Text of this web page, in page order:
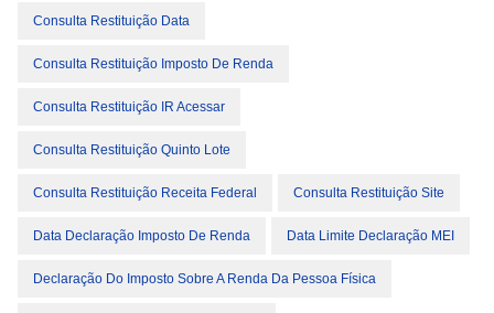
Consulta Restituição Data
Consulta Restituição Imposto De Renda
Consulta Restituição IR Acessar
Consulta Restituição Quinto Lote
Consulta Restituição Receita Federal Consulta Restituição Site
Data Declaração Imposto De Renda Data Limite Declaração MEI
Declaração Do Imposto Sobre A Renda Da Pessoa Física